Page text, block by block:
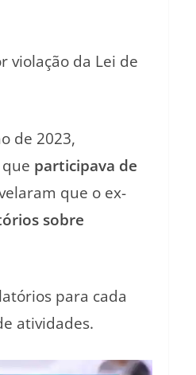
violação da Lei de
de 2023,
participava de
que o ex-
sobre
para cada
atividades.